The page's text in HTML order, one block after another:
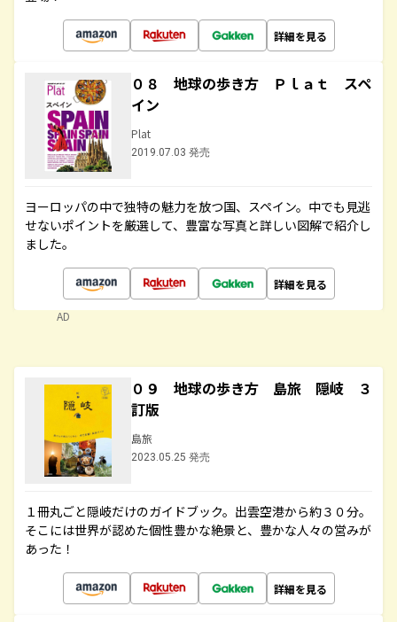
詳細を見る
０８ 地球の歩き方 Ｐｌａｔ スペ
イン
Plat
2019.07.03 発売
ヨーロッパの中で独特の魅力を放つ国、スペイン。中でも見逃
せないポイントを厳選して、豊富な写真と詳しい図解で紹介し
ました。
詳細を見る
AD
０９ 地球の歩き方 島旅 隠岐 ３
訂版
島旅
2023.05.25 発売
１冊丸ごと隠岐だけのガイドブック。出雲空港から約３０分。
そこには世界が認めた個性豊かな絶景と、豊かな人々の営みが
あった！
詳細を見る